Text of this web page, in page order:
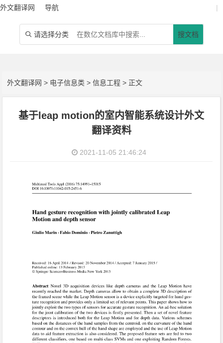
外文翻译网 导航 |
 请选择分类 搜文档
外文翻译网 > 电子信息类 >信息工程 > 正文
基于leap motion的室内智能系统设计外文
翻译资料
2021-11-05 21:46:24